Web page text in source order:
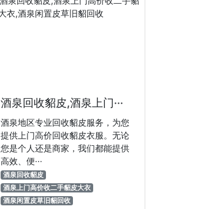
酒泉回收貂皮,酒泉上门···
酒泉地区专业回收貂皮服务，为您
提供上门高价回收貂皮衣服。无论
您是个人还是商家，我们都能提供
高效、便···
酒泉回收貂皮
酒泉上门高价收二手貂皮大衣
酒泉闲置皮草旧貂回收